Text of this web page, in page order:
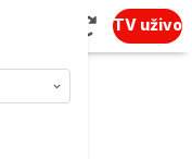
TV uživo